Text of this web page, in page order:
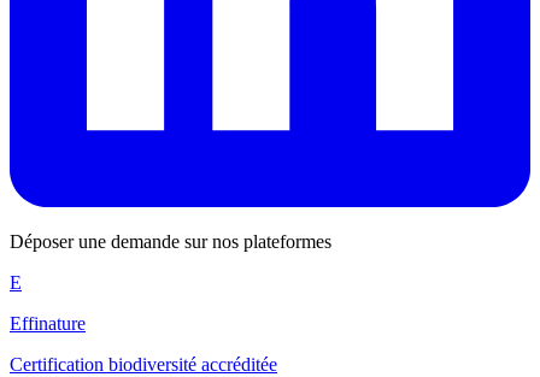
Déposer une demande sur nos plateformes
E
Effinature
Certification biodiversité accréditée